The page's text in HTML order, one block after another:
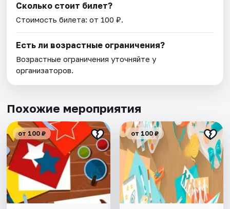
Сколько стоит билет?
Стоимость билета: от 100 ₽.
Есть ли возрастные ограничения?
Возрастные ограничения уточняйте у
организаторов.
Похожие мероприятия
от 100 ₽ от 100 ₽